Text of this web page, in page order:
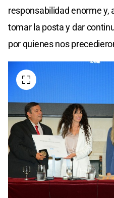
responsabilidad enorme y,
tomar la posta y dar
por quienes nos